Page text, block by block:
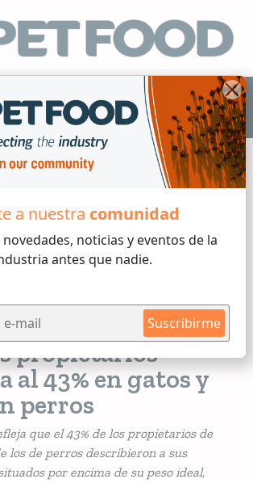
a nuestra comunidad
noticias y eventos de la
antes que nadie.
Suscribirme
ES
2026
de sobrepeso
propietarios
al 43% en gatos y
perros
que el 43% de los propietarios de
los de perros describieron a sus
por encima de su peso ideal,